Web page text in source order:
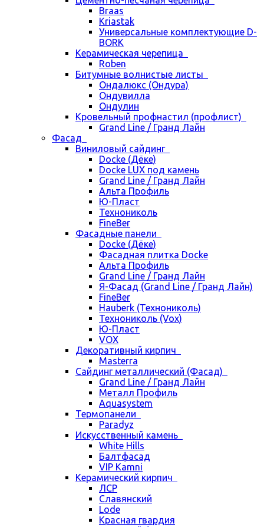
Braas
Kriastak
Универсальные комплектующие D-
BORK
Керамическая черепица
Roben
Битумные волнистые листы
Ондалюкс (Ондура)
Ондувилла
Ондулин
Кровельный профнастил (профлист)
Grand Line / Гранд Лайн
Фасад
Виниловый сайдинг
Docke (Дёке)
Docke LUX под камень
Grand Line / Гранд Лайн
Альта Профиль
Ю-Пласт
Технониколь
FineBer
Фасадные панели
Docke (Дёке)
Фасадная плитка Docke
Альта Профиль
Grand Line / Гранд Лайн
Я-Фасад (Grand Line / Гранд Лайн)
FineBer
Hauberk (Технониколь)
Технониколь (Vox)
Ю-Пласт
VOX
Декоративный кирпич
Masterra
Сайдинг металлический (Фасад)
Grand Line / Гранд Лайн
Металл Профиль
Aquasystem
Термопанели
Paradyz
Искусственный камень
White Hills
Балтфасад
VIP Kamni
Керамический кирпич
ЛСР
Славянский
Lode
Красная гвардия